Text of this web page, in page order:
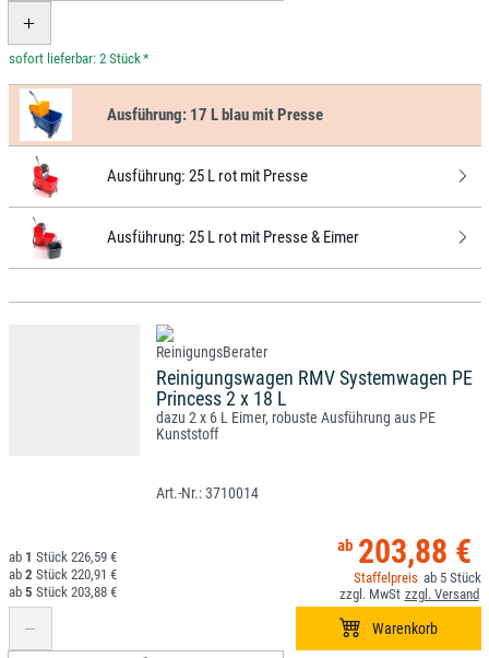
*
Ausführung: 17 L blau mit Presse
Ausführung: 25 L rot mit Presse
Ausführung: 25 L rot mit Presse & Eimer
Reinigungswagen RMV Systemwagen PE
Princess 2 x 18 L
dazu 2 x 6 L Eimer, robuste Ausführung aus PE
Kunststoff
3710014
203,88 €
5
1
226,59 €
2
220,91 €
5
203,88 €